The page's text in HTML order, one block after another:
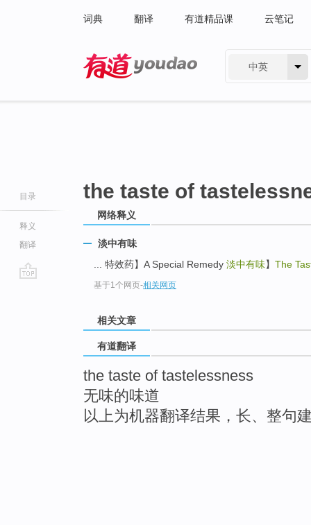
词典 翻译 有道精品课 云笔记
中英
目录
释义
翻译
the taste of
网络释义
淡中有味
... 特效药】A Special Remedy 淡中有味】 The
基于1个网页-相关网页
相关文章
有道翻译
the taste of tastelessness
无味的味道
以上为机器翻译结果，长、整句